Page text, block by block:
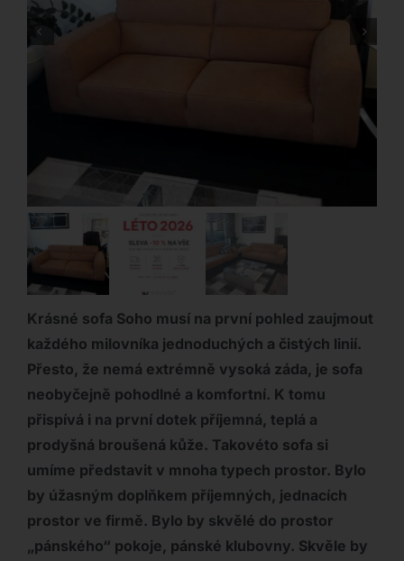
Krásné sofa Soho musí na první pohled zaujmout
každého milovníka jednoduchých a čistých linií.
Přesto, že nemá extrémně vysoká záda, je sofa
neobyčejně pohodlné a komfortní. K tomu
přispívá i na první dotek příjemná, teplá a
prodyšná broušená kůže. Takovéto sofa si
umíme představit v mnoha typech prostor. Bylo
by úžasným doplňkem příjemných, jednacích
prostor ve firmě. Bylo by skvělé do prostor
„pánského“ pokoje, pánské klubovny. Skvěle by